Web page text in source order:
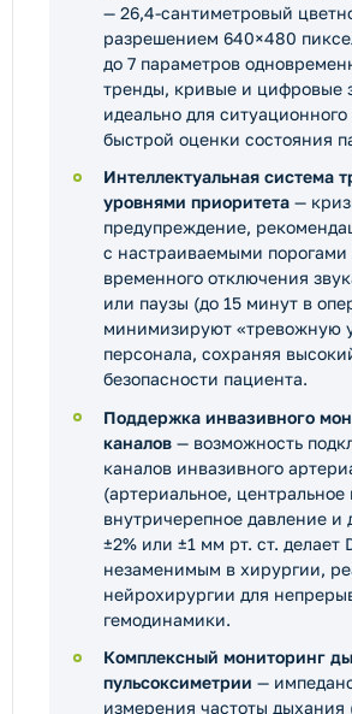
— 26,4-сантиметровый
разрешением 640×480
до 7 параметров
тренды, кривые и цифровые
идеально для
быстрой оценки состояния
Интеллектуальная система
уровнями приоритета —
предупреждение,
с настраиваемыми
временного отключения
или паузы (до 15 минут в
минимизируют «тревожную
персонала, сохраняя
безопасности пациента.
Поддержка инвазивного
каналов — возможность
каналов инвазивного
(артериальное, центральное
внутричерепное давление и
±2% или ±1 мм рт. ст. делает
незаменимым в хирургии,
нейрохирургии для
гемодинамики.
Комплексный мониторинг
пульсоксиметрии —
измерения частоты